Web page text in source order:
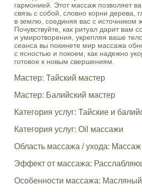
гармонией. Этот массаж позволяет
связь с собой, словно корни дерева,
в землю, соединяя вас с источником
Почувствуйте, как ритуал дарит вам
и умиротворения, укрепляя ваше
сеанса вы покинете мир массажа
с ясностью и покоем, как надежно
готовое к новым свершениям.
Мастер: Тайский мастер
Мастер: Балийский мастер
Категория услуг: Тайские и
Категория услуг: Oil массажи
Область массажа / ухода: Массаж
Эффект от массажа:
Особенности массажа: